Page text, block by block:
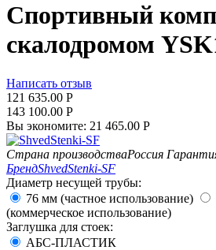
Спортивный
скалодромом
Написать отзыв
121 635.00 Р
143 100.00 Р
Вы экономите: 21 465.00 Р
Страна производстваРоссия
БрендShvedStenki-SF
Диаметр несущей трубы:
76 мм (частное использование)
(коммерческое использование)
Заглушка для стоек:
АБС-ПЛАСТИК